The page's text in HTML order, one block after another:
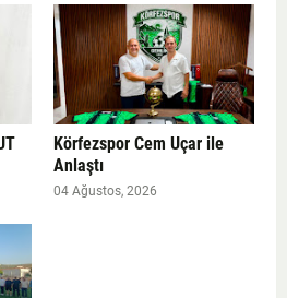
Körfezspor Cem Uçar ile
Anlaştı
04 Ağustos, 2026